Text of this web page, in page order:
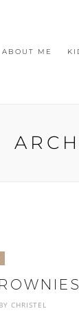
ABOUT ME
BY CHRISTEL